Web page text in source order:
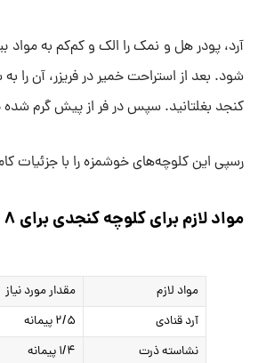
آرد، پودر هل و نمک را الک و کم‌کم به مواد
شود. بعد از استراحت خمیر در فریزر، آن را
کنجد بغلتانید. سپس در فر از پیش گرم شده
رسپی این کلوچه‌های خوشمزه را با جزئیات
مواد لازم برای کلوچه کنجدی برای ۸ نفر
مواد لازم
مقدار مورد نیاز
آرد قنادی
۲/۵ پیمانه
نشاسته ذرت
۱/۴ پیمانه